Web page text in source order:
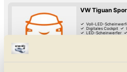
VW Tiguan
Voll-LED-
Digitales Cockpit
LED-Scheinwerfer